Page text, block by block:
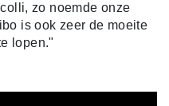
zo noemde onze
is ook zeer de moeite
lopen."